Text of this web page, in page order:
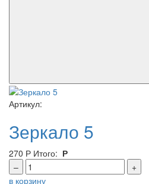
Артикул:
Зеркало 5
270 Р Итого: Р
–
+
в корзину